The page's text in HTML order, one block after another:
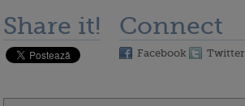
Share it! Connect
Facebook Twitter